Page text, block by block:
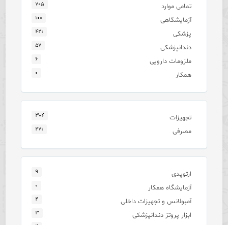
تمامی موارد ۷۰۵
آزمایشگاهی ۱۰۰
پزشکی ۴۲۱
دندانپزشکی ۵۷
ملزومات دارویی ۶
همکار ۰
تجهیزات ۳۰۴
مصرفی ۲۷۱
ارتوپدی ۹
آزمایشگاه همکار ۰
آمبولانس و تجهیزات داخلی ۴
ابزار پروتز دندانپزشکی ۳